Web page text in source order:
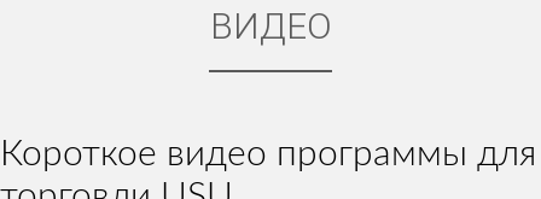
ВИДЕО
Короткое видео программы для